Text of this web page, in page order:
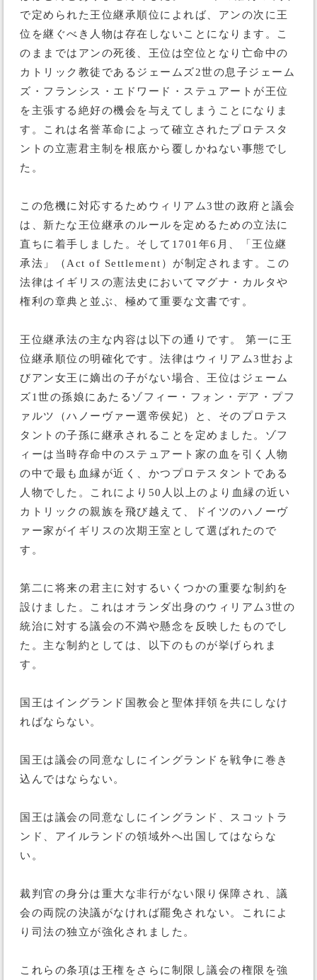
で定められた王位継承順位によれば、アンの次に王
位を継ぐべき人物は存在しないことになります。こ
のままではアンの死後、王位は空位となり亡命中の
カトリック教徒であるジェームズ2世の息子ジェーム
ズ・フランシス・エドワード・ステュアートが王位
を主張する絶好の機会を与えてしまうことになりま
す。これは名誉革命によって確立されたプロテスタ
ントの立憲君主制を根底から覆しかねない事態でし
た。
この危機に対応するためウィリアム3世の政府と議会
は、新たな王位継承のルールを定めるための立法に
直ちに着手しました。そして1701年6月、「王位継
承法」（Act of Settlement）が制定されます。この
法律はイギリスの憲法史においてマグナ・カルタや
権利の章典と並ぶ、極めて重要な文書です。
王位継承法の主な内容は以下の通りです。 第一に王
位継承順位の明確化です。法律はウィリアム3世およ
びアン女王に嫡出の子がない場合、王位はジェーム
ズ1世の孫娘にあたるゾフィー・フォン・デア・プフ
ァルツ（ハノーヴァー選帝侯妃）と、そのプロテス
タントの子孫に継承されることを定めました。ゾフ
ィーは当時存命中のステュアート家の血を引く人物
の中で最も血縁が近く、かつプロテスタントである
人物でした。これにより50人以上のより血縁の近い
カトリックの親族を飛び越えて、ドイツのハノーヴ
ァー家がイギリスの次期王室として選ばれたので
す。
第二に将来の君主に対するいくつかの重要な制約を
設けました。これはオランダ出身のウィリアム3世の
統治に対する議会の不満や懸念を反映したものでし
た。主な制約としては、以下のものが挙げられま
す。
国王はイングランド国教会と聖体拝領を共にしなけ
ればならない。
国王は議会の同意なしにイングランドを戦争に巻き
込んではならない。
国王は議会の同意なしにイングランド、スコットラ
ンド、アイルランドの領域外へ出国してはならな
い。
裁判官の身分は重大な非行がない限り保障され、議
会の両院の決議がなければ罷免されない。これによ
り司法の独立が強化されました。
これらの条項は王権をさらに制限し議会の権限を強